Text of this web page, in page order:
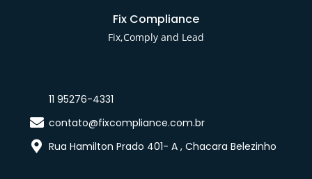
Fix Compliance
Fix,Comply and Lead
11 95276-4331
contato@fixcompliance.com.br
Rua Hamilton Prado 401- A , Chacara Belezinho